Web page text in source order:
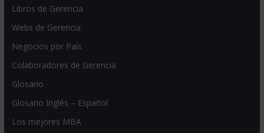
Libros de Gerencia
Webs de Gerencia
Negocios por País
Colaboradores de Gerencia
Glosario
Glosario Inglés – Español
Los mejores MBA